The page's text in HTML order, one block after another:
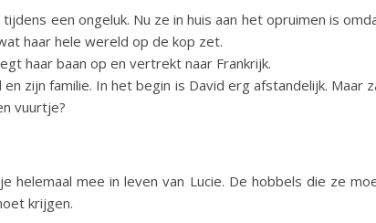
een ongeluk. Nu ze in huis aan het opruimen is
haar hele wereld op de kop zet.
haar baan op en vertrekt naar Frankrijk.
zijn familie. In het begin is David erg afstandelijk. Maar
vuurtje?
helemaal mee in leven van Lucie. De hobbels die ze
krijgen.